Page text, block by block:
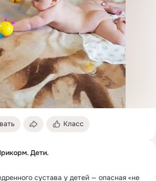
Класс
Дети.
сустава у детей — опасная «не